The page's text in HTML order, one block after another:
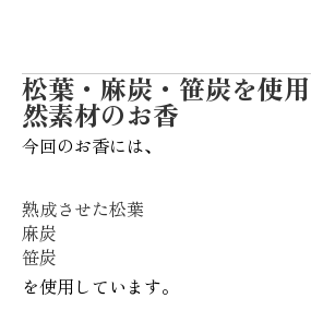
松葉・麻炭・笹炭を使
然素材のお香
今回のお香には、
熟成させた松葉
麻炭
笹炭
を使用しています。